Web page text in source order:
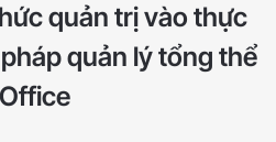
quản trị vào thực
quản lý tổng thể